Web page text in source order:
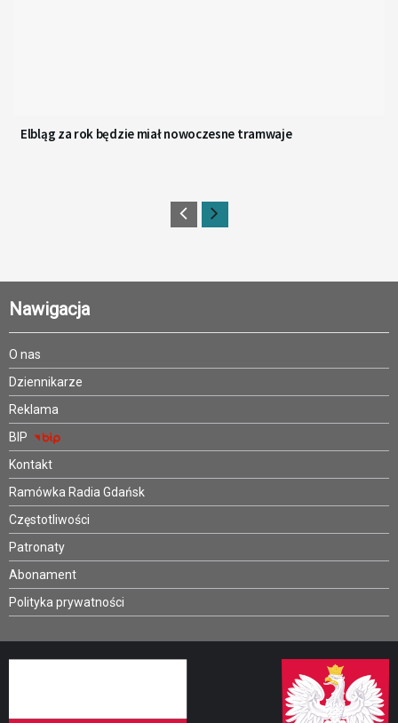
Elbląg za rok będzie miał nowoczesne tramwaje
Nawigacja
O nas
Dziennikarze
Reklama
BIP
Kontakt
Ramówka Radia Gdańsk
Częstotliwości
Patronaty
Abonament
Polityka prywatności